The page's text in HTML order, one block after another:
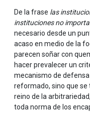
De la frase las
instituciones no
necesario desde un
acaso en medio de la
parecen soñar con
hacer prevalecer un
mecanismo de defensa
reformado, sino que se
reino de la
toda norma de los